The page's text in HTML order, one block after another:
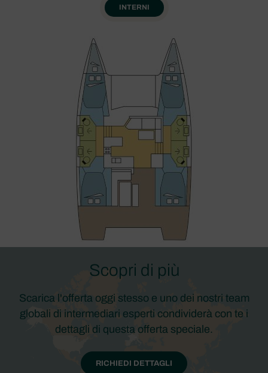
INTERNI
Scopri di più
Scarica l'offerta oggi stesso e uno dei nostri team
globali di intermediari esperti condividerà con te i
dettagli di questa offerta speciale.
RICHIEDI DETTAGLI